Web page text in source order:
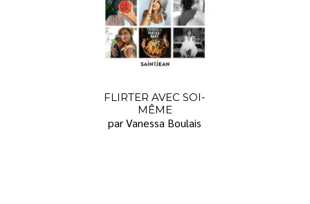
FLIRTER AVEC SOI-
MÊME
par Vanessa Boulais